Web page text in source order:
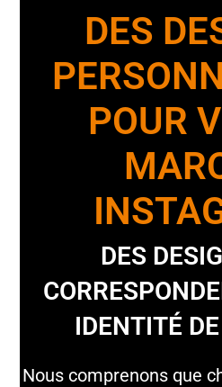
DES
POUR
DES
IDENTITÉ
Nous comprenons que